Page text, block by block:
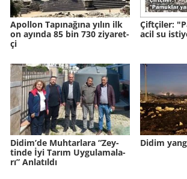
Apol­lon Ta­pı­na­ğına yılın ilk
on ayın­da 85 bin 730 zi­ya­ret­
çi
Çift­çi­ler:
acil su
Didim’de Muh­tar­la­ra “Zey­
tin­de İyi Tarım Uy­gu­la­ma­la­
rı” An­la­tıl­dı
Didim